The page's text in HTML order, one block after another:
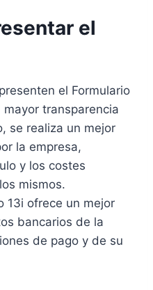
el
el Formulario
transparencia
se realiza un mejor
la empresa,
y los costes
mismos.
13i ofrece un mejor
bancarios de la
de pago y de su